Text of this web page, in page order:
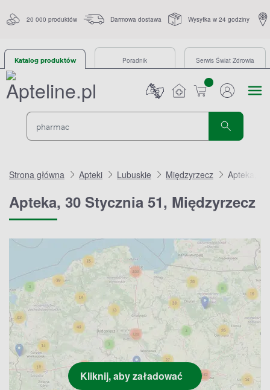
20 000 produktów Darmowa dostawa Wysyłka w 24 godziny
Katalog produktów Poradnik Serwis Świat Zdrowia
sztuk
Strona główna Apteki Lubuskie Międzyrzecz Apteka,
Apteka, 30 Stycznia 51, Międzyrzecz